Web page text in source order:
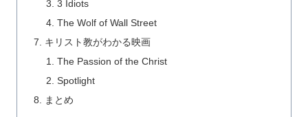
3 Idiots
The Wolf of Wall Street
キリスト教がわかる映画
The Passion of the Christ
Spotlight
まとめ